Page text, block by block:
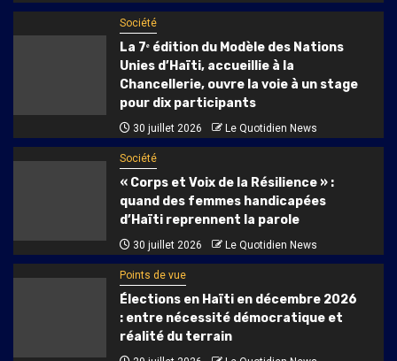
Société
La 7ᵉ édition du Modèle des Nations
Unies d’Haïti, accueillie à la
Chancellerie, ouvre la voie à un stage
pour dix participants
30 juillet 2026 Le Quotidien News
Société
« Corps et Voix de la Résilience » :
quand des femmes handicapées
d’Haïti reprennent la parole
30 juillet 2026 Le Quotidien News
Points de vue
Élections en Haïti en décembre 2026
: entre nécessité démocratique et
réalité du terrain